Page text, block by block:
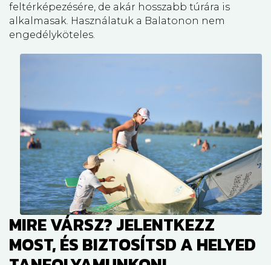
feltérképezésére, de akár hosszabb túrára is
alkalmasak. Használatuk a Balatonon nem
engedélyköteles.
MIRE VÁRSZ? JELENTKEZZ
MOST, ÉS BIZTOSÍTSD A HELYED